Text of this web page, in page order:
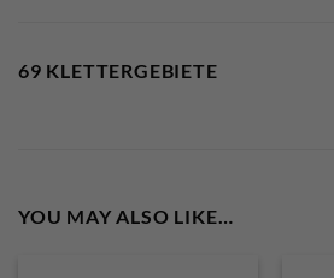
69 KLETTERGEBIETE
YOU MAY ALSO LIKE…